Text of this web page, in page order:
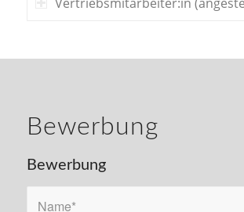
Bewerbung
Bewerbung